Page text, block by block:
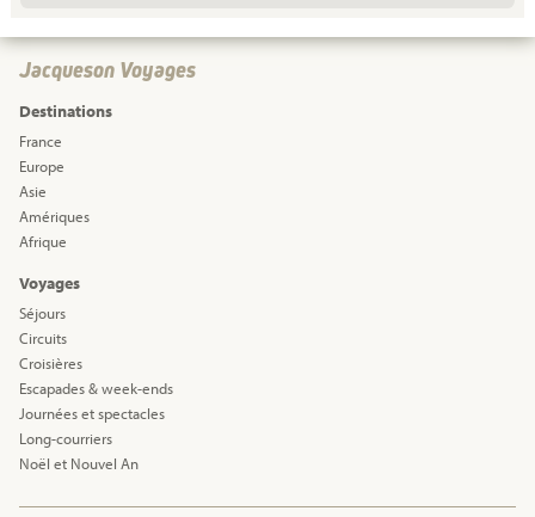
Jacqueson Voyages
Destinations
France
Europe
Asie
Amériques
Afrique
Voyages
Séjours
Circuits
Croisières
Escapades & week-ends
Journées et spectacles
Long-courriers
Noël et Nouvel An